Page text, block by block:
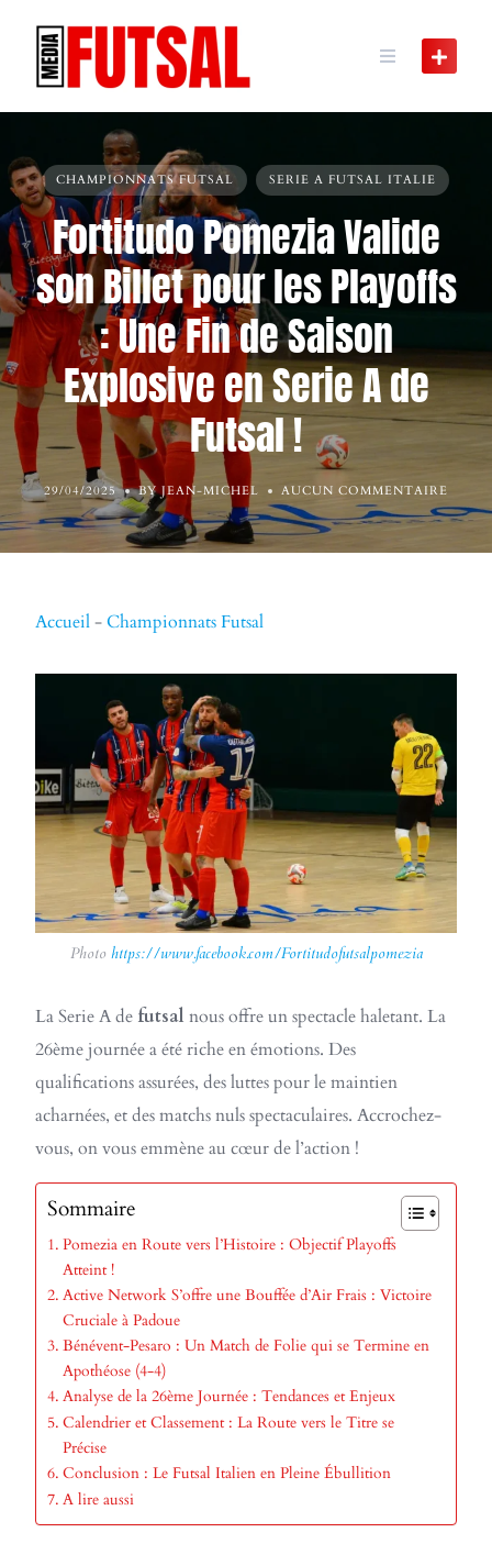
content
CHAMPIONNATS FUTSAL SERIE A FUTSAL ITALIE
Fortitudo Pomezia Valide
son Billet pour les Playoffs
: Une Fin de Saison
Explosive en Serie A de
Futsal !
29/04/2025 BY JEAN-MICHEL AUCUN COMMENTAIRE
Accueil-Championnats Futsal
Photo https://www.facebook.com/Fortitudofutsalpomezia
La Serie A de futsal nous offre un spectacle haletant. La
26ème journée a été riche en émotions. Des
qualifications assurées, des luttes pour le maintien
acharnées, et des matchs nuls spectaculaires. Accrochez-
vous, on vous emmène au cœur de l’action !
Sommaire
Pomezia en Route vers l’Histoire : Objectif Playoffs
Atteint !
Active Network S’offre une Bouffée d’Air Frais : Victoire
Cruciale à Padoue
Bénévent-Pesaro : Un Match de Folie qui se Termine en
Apothéose (4-4)
Analyse de la 26ème Journée : Tendances et Enjeux
Calendrier et Classement : La Route vers le Titre se
Précise
Conclusion : Le Futsal Italien en Pleine Ébullition
A lire aussi